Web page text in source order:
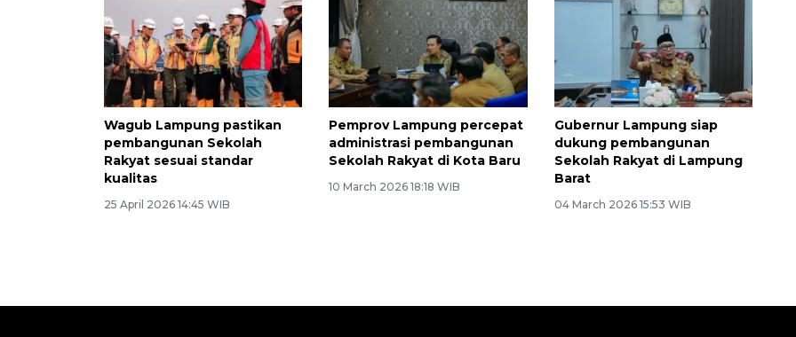
Wagub Lampung pastikan
pembangunan Sekolah
Rakyat sesuai standar
kualitas
25 April 2026 14:45 WIB
Pemprov Lampung percepat
administrasi pembangunan
Sekolah Rakyat di Kota Baru
10 March 2026 18:18 WIB
Gubernur Lampung siap
dukung pembangunan
Sekolah Rakyat di Lampung
Barat
04 March 2026 15:53 WIB